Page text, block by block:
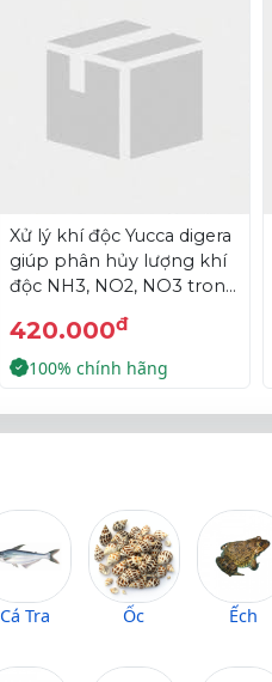
Xử lý khí độc Yucca digera
giúp phân hủy lượng khí
độc NH3, NO2, NO3 trong
420.000đ
100% chính hãng
Cá Tra Ốc Ếch